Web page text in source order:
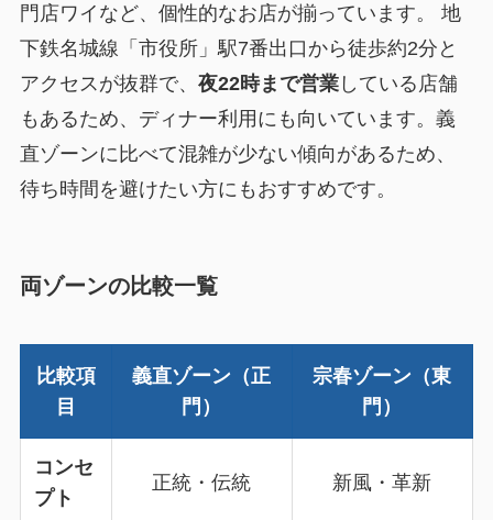
門店ワイなど、個性的なお店が揃っています。 地
下鉄名城線「市役所」駅7番出口から徒歩約2分と
アクセスが抜群で、 夜22時まで営業している店舗
もあるため、ディナー利用にも向いています。義
直ゾーンに比べて混雑が少ない傾向があるため、
待ち時間を避けたい方にもおすすめです。
両ゾーンの比較一覧
比較項
目
義直ゾーン（正
門）
宗春ゾーン（東
門）
コンセ
プト
正統・伝統 新風・革新